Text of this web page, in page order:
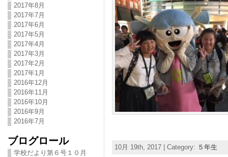
2017年8月
2017年7月
2017年6月
2017年5月
2017年4月
2017年3月
2017年2月
2017年1月
2016年12月
2016年11月
2016年10月
2016年9月
2016年7月
ブログロール
学校だより第６号１０月
10月 19th, 2017 | Category: ５年生